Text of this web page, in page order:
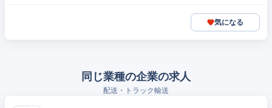
気になる
同じ業種の企業の求人
配送・トラック輸送